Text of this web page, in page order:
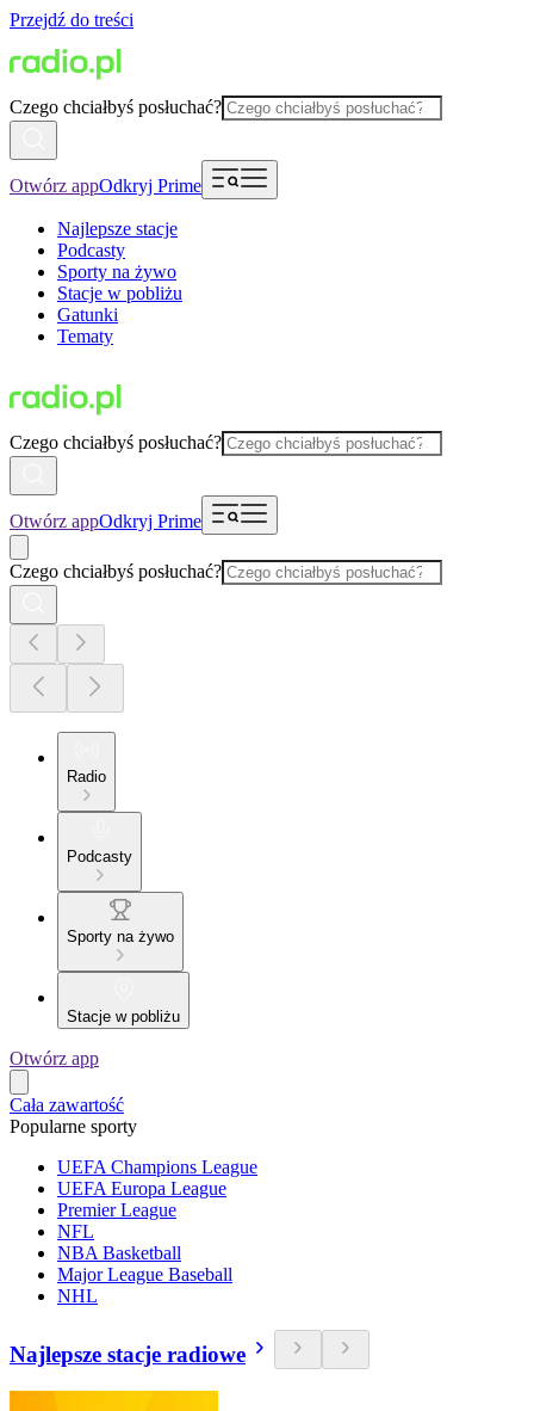
Przejdź do treści
Czego chciałbyś posłuchać?
Otwórz appOdkryj Prime
Najlepsze stacje
Podcasty
Sporty na żywo
Stacje w pobliżu
Gatunki
Tematy
Czego chciałbyś posłuchać?
Otwórz appOdkryj Prime
Czego chciałbyś posłuchać?
Radio
Podcasty
Sporty na żywo
Stacje w pobliżu
Otwórz app
Cała zawartość
Popularne sporty
UEFA Champions League
UEFA Europa League
Premier League
NFL
NBA Basketball
Major League Baseball
NHL
Najlepsze stacje radiowe